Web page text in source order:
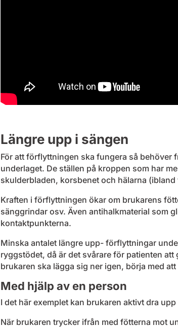
Längre upp i sängen
För att förflyttningen ska fungera så behöver
underlaget. De ställen på kroppen som har
skulderbladen, korsbenet och hälarna
Kraften i förflyttningen ökar om brukarens
sänggrindar osv. Även antihalkmaterial som
kontaktpunkterna.
Minska antalet längre upp- förflyttningar
ryggstödet, då är det svårare för patienten
brukaren ska lägga sig ner igen, börja med
Med hjälp av en person
I det här exemplet kan brukaren aktivt dra
När brukaren trycker ifrån med fötterna mot